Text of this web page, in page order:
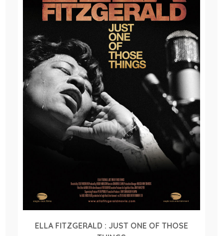
ELLA FITZGERALD : JUST ONE OF THOSE